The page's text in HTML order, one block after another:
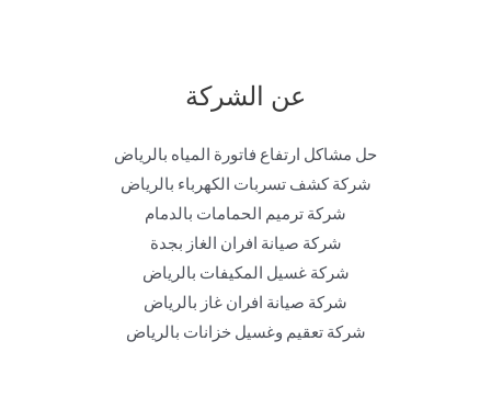
عن الشركة
حل مشاكل ارتفاع فاتورة المياه بالرياض
شركة كشف تسربات الكهرباء بالرياض
شركة ترميم الحمامات بالدمام
شركة صيانة افران الغاز بجدة
شركة غسيل المكيفات بالرياض
شركة صيانة افران غاز بالرياض
شركة تعقيم وغسيل خزانات بالرياض